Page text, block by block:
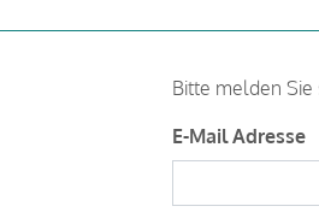
Bitte melden Sie
E-Mail Adresse